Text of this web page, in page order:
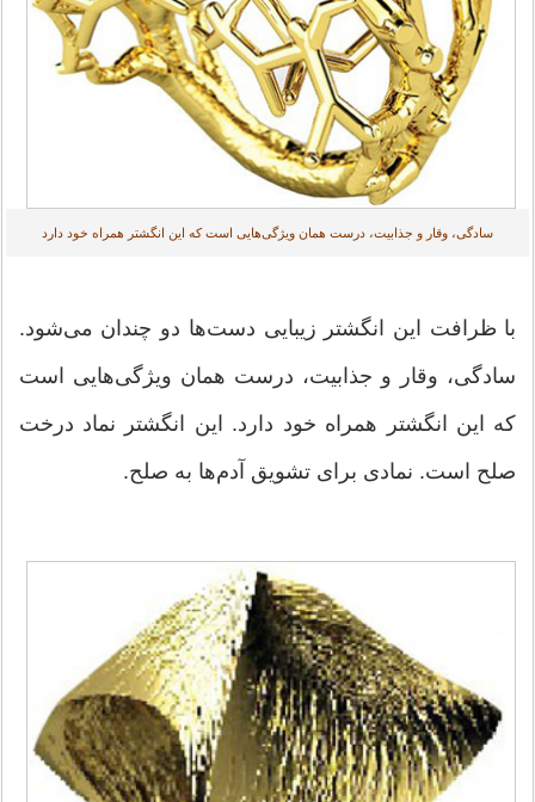
سادگی، وقار و جذابیت، درست همان ویژگی‌هایی است که این انگشتر همراه خود دارد
با ظرافت این انگشتر زیبایی دست‌ها دو چندان می‌شود.
سادگی، وقار و جذابیت، درست همان ویژگی‌هایی است
که این انگشتر همراه خود دارد. این انگشتر نماد درخت
صلح است. نمادی برای تشویق آدم‌ها به صلح.